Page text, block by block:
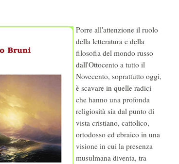
Porre all'attenzione il ruolo
della letteratura e della
filosofia del mondo russo
dall'Ottocento a tutto il
Novecento, soprattutto oggi,
è scavare in quelle radici
che hanno una profonda
religiosità sia dal punto di
vista cristiano, cattolico,
ortodosso ed ebraico in una
visione in cui la presenza
musulmana diventa, tra